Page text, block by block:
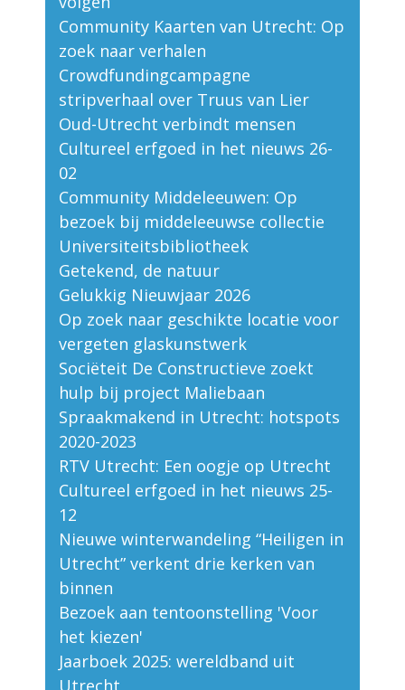
Community Kaarten van Utrecht: Op
zoek naar verhalen
Crowdfundingcampagne
stripverhaal over Truus van Lier
Oud-Utrecht verbindt mensen
Cultureel erfgoed in het nieuws 26-
02
Community Middeleeuwen: Op
bezoek bij middeleeuwse collectie
Universiteitsbibliotheek
Getekend, de natuur
Gelukkig Nieuwjaar 2026
Op zoek naar geschikte locatie voor
vergeten glaskunstwerk
Sociëteit De Constructieve zoekt
hulp bij project Maliebaan
Spraakmakend in Utrecht: hotspots
2020-2023
RTV Utrecht: Een oogje op Utrecht
Cultureel erfgoed in het nieuws 25-
12
Nieuwe winterwandeling “Heiligen in
Utrecht” verkent drie kerken van
binnen
Bezoek aan tentoonstelling 'Voor
het kiezen'
Jaarboek 2025: wereldband uit